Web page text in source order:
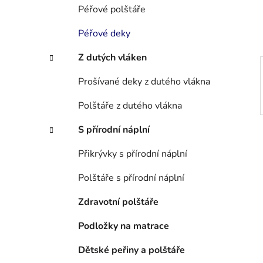
e
Péřové polštáře
Péřové deky
Z dutých vláken
Prošívané deky z dutého vlákna
Polštáře z dutého vlákna
S přírodní náplní
Přikrývky s přírodní náplní
Polštáře s přírodní náplní
Zdravotní polštáře
Podložky na matrace
Dětské peřiny a polštáře